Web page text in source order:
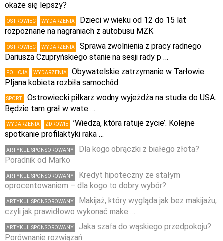
okaże się lepszy?
OSTROWIEC WYDARZENIA
Dzieci w wieku od 12 do 15 lat
rozpoznane na nagraniach z autobusu MZK
OSTROWIEC WYDARZENIA
Sprawa zwolnienia z pracy radnego
Dariusza Czupryńskiego stanie na sesji rady p …
POLICJA WYDARZENIA
Obywatelskie zatrzymanie w Tarłowie.
PIjana kobieta rozbiła samochód
SPORT
Ostrowiecki piłkarz wodny wyjeżdża na studia do USA.
Będzie tam grał w wate …
WYDARZENIA ZDROWIE
’Wiedza, która ratuje życie’. Kolejne
spotkanie profilaktyki raka …
ARTYKUŁ SPONSOROWANY
Dla kogo obrączki z białego złota?
Poradnik od Marko
ARTYKUŁ SPONSOROWANY
Kredyt hipoteczny ze stałym
oprocentowaniem – dla kogo to dobry wybór?
ARTYKUŁ SPONSOROWANY
Makijaż, który wygląda jak bez makijażu,
czyli jak prawidłowo wykonać make …
ARTYKUŁ SPONSOROWANY
Jaka szafa do wąskiego przedpokoju?
Porównanie rozwiązań